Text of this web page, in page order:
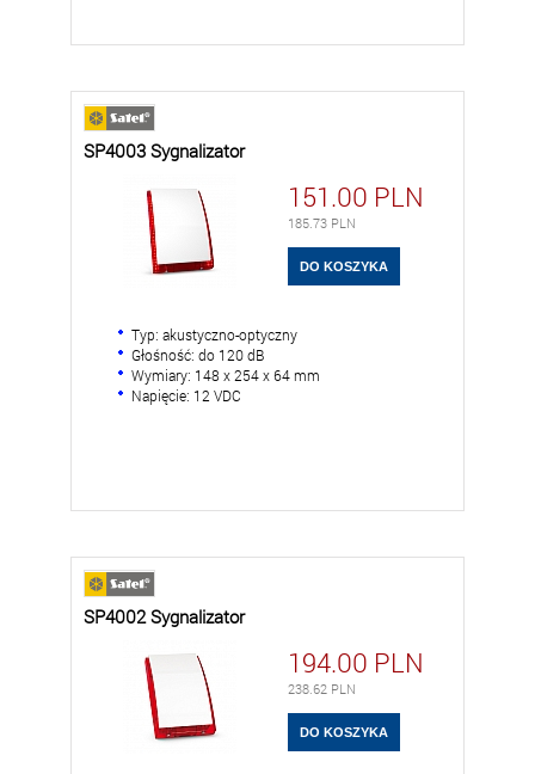
SP4003 Sygnalizator
151.00 PLN
185.73 PLN
Typ: akustyczno-optyczny
Głośność: do 120 dB
Wymiary: 148 x 254 x 64 mm
Napięcie: 12 VDC
SP4002 Sygnalizator
194.00 PLN
238.62 PLN